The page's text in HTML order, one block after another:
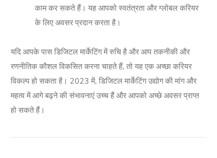
काम कर सकते हैं। यह आपको स्वतंत्रता और ग्लोबल करियर
के लिए अवसर प्रदान करता है।
यदि आपके पास डिजिटल मार्केटिंग में रुचि है और आप तकनीकी और
रणनीतिक कौशल विकसित करना चाहते हैं, तो यह एक अच्छा करियर
विकल्प हो सकता है। 2023 में, डिजिटल मार्केटिंग उद्योग की मांग और
महत्व में आगे बढ़ने की संभावनाएं उच्च हैं और आपको अच्छे अवसर प्राप्त
हो सकते हैं।